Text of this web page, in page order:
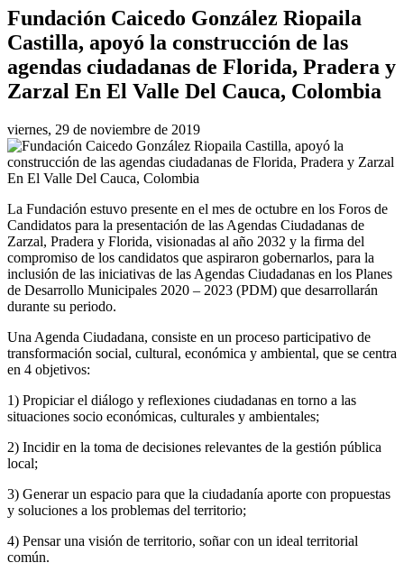
Fundación Caicedo González Riopaila
Castilla, apoyó la construcción de las
agendas ciudadanas de Florida, Pradera y
Zarzal En El Valle Del Cauca, Colombia
viernes, 29 de noviembre de 2019
La Fundación estuvo presente en el mes de octubre en los Foros de
Candidatos para la presentación de las Agendas Ciudadanas de
Zarzal, Pradera y Florida, visionadas al año 2032 y la firma del
compromiso de los candidatos que aspiraron gobernarlos, para la
inclusión de las iniciativas de las Agendas Ciudadanas en los Planes
de Desarrollo Municipales 2020 – 2023 (PDM) que desarrollarán
durante su periodo.
Una Agenda Ciudadana, consiste en un proceso participativo de
transformación social, cultural, económica y ambiental, que se centra
en 4 objetivos:
1) Propiciar el diálogo y reflexiones ciudadanas en torno a las
situaciones socio económicas, culturales y ambientales;
2) Incidir en la toma de decisiones relevantes de la gestión pública
local;
3) Generar un espacio para que la ciudadanía aporte con propuestas
y soluciones a los problemas del territorio;
4) Pensar una visión de territorio, soñar con un ideal territorial
común.